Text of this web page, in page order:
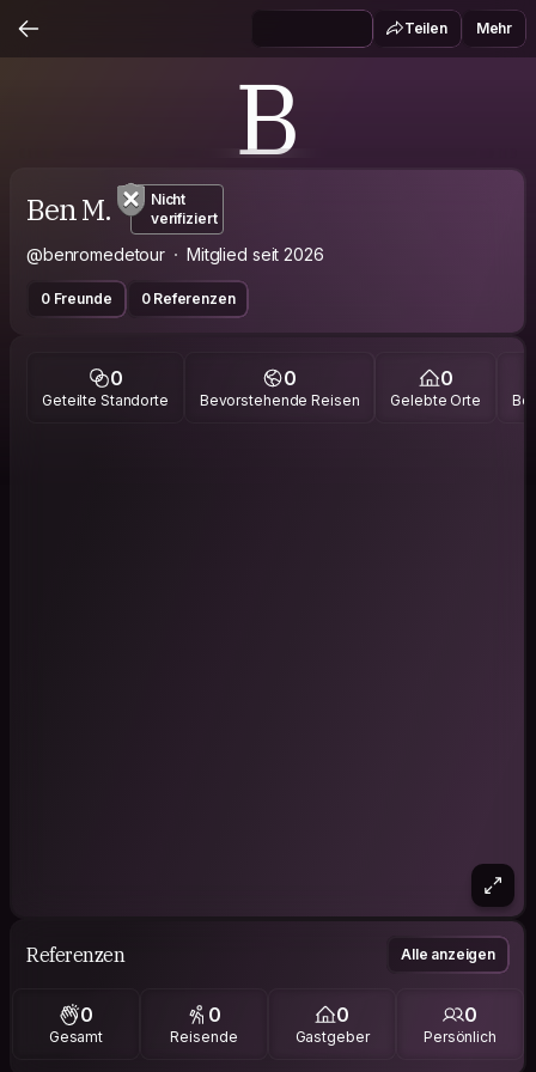
Teilen Mehr
B
Ben M.
Nicht
verifiziert
@benromedetour Mitglied seit 2026
0 Freunde 0 Referenzen
0
Geteilte Standorte
0
Bevorstehende Reisen
0
Gelebte Orte
Referenzen Alle anzeigen
0
Gesamt
0
Reisende
0
Gastgeber
0
Persönlich